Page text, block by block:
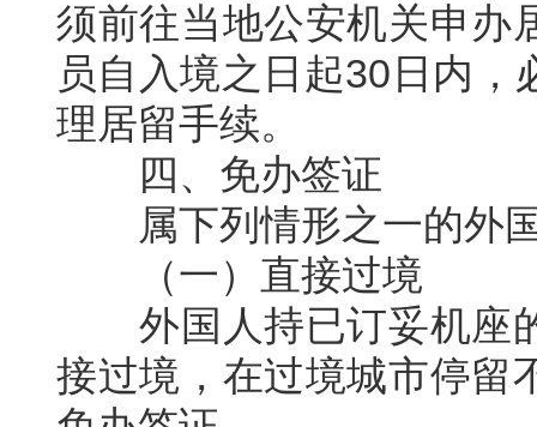
须前往当地公安机关申办
员自入境之日起30 日内，
理居留手续。
四、免办签证
属下列情形之一的外国
（一）直接过境
外国人持已订妥机座
接过境，在过境城市停留